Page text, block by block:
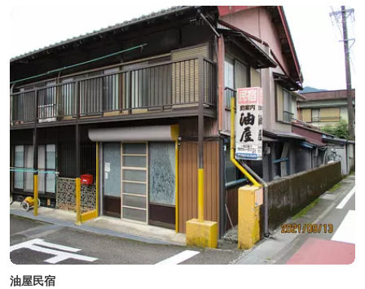
油屋民宿